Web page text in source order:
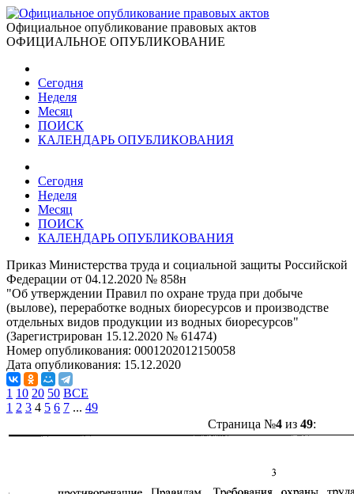
Официальное опубликование правовых актов
ОФИЦИАЛЬНОЕ ОПУБЛИКОВАНИЕ
Сегодня
Неделя
Месяц
ПОИСК
КАЛЕНДАРЬ ОПУБЛИКОВАНИЯ
Сегодня
Неделя
Месяц
ПОИСК
КАЛЕНДАРЬ ОПУБЛИКОВАНИЯ
Приказ Министерства труда и социальной защиты Российской
Федерации от 04.12.2020 № 858н
"Об утверждении Правил по охране труда при добыче
(вылове), переработке водных биоресурсов и производстве
отдельных видов продукции из водных биоресурсов"
(Зарегистрирован 15.12.2020 № 61474)
Номер опубликования: 0001202012150058
Дата опубликования: 15.12.2020
1 10 20 50 ВСЕ
1 2 3 4 5 6 7 ... 49
Страница №4из 49: